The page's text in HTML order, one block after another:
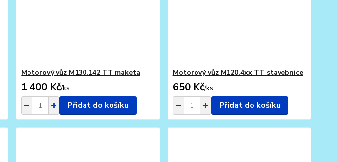
Motorový vůz M130.142 TT maketa
1 400 Kč/ks
Přidat do košíku
Motorový vůz M120.4xx TT stavebnice
650 Kč/ks
Přidat do košíku